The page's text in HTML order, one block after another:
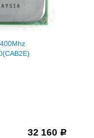
32 160 Р